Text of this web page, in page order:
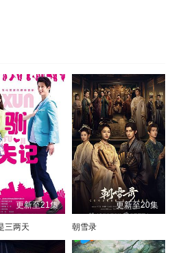
更新至21集
三两天
更新至20集
朝雪录